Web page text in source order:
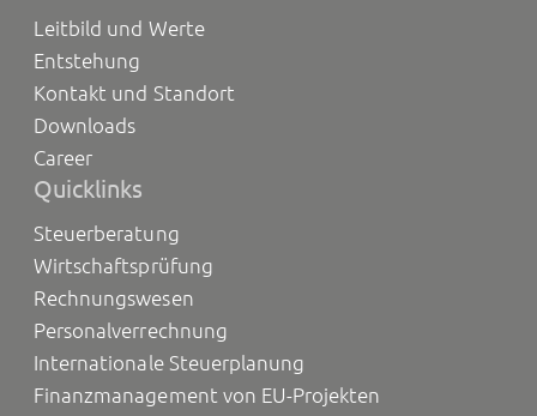
Leitbild und Werte
Entstehung
Kontakt und Standort
Downloads
Career
Quicklinks
Steuerberatung
Wirtschaftsprüfung
Rechnungswesen
Personalverrechnung
Internationale Steuerplanung
Finanzmanagement von EU-Projekten